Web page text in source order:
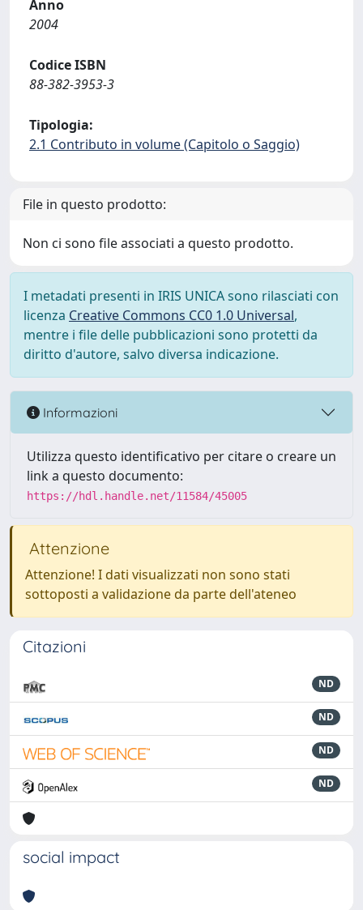
Anno
2004
Codice ISBN
88-382-3953-3
Tipologia:
2.1 Contributo in volume (Capitolo o Saggio)
File in questo prodotto:
Non ci sono file associati a questo prodotto.
I metadati presenti in IRIS UNICA sono rilasciati con
licenza Creative Commons CC0 1.0 Universal,
mentre i file delle pubblicazioni sono protetti da
diritto d'autore, salvo diversa indicazione.
Informazioni
Utilizza questo identificativo per citare o creare un
link a questo documento:
https://hdl.handle.net/11584/45005
Attenzione
Attenzione! I dati visualizzati non sono stati
sottoposti a validazione da parte dell'ateneo
Citazioni
ND
ND
ND
ND
social impact